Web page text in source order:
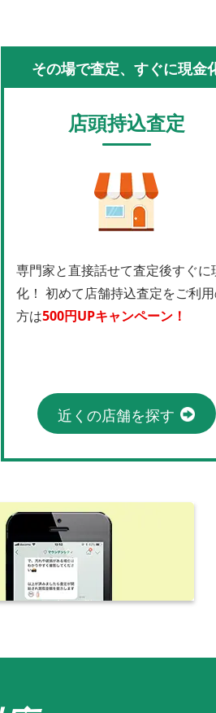
その場で査定、すぐに現金
店頭持込査定
専門家と直接話せて査定後すぐに
化！ 初めて店舗持込査定をご利
方は500円UPキャンペーン！
近くの店舗を探す